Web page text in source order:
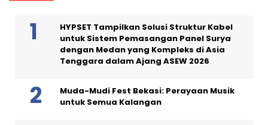
HYPSET Tampilkan Solusi Struktur Kabel
untuk Sistem Pemasangan Panel Surya
dengan Medan yang Kompleks di Asia
Tenggara dalam Ajang ASEW 2026
Muda-Mudi Fest Bekasi: Perayaan Musik
untuk Semua Kalangan